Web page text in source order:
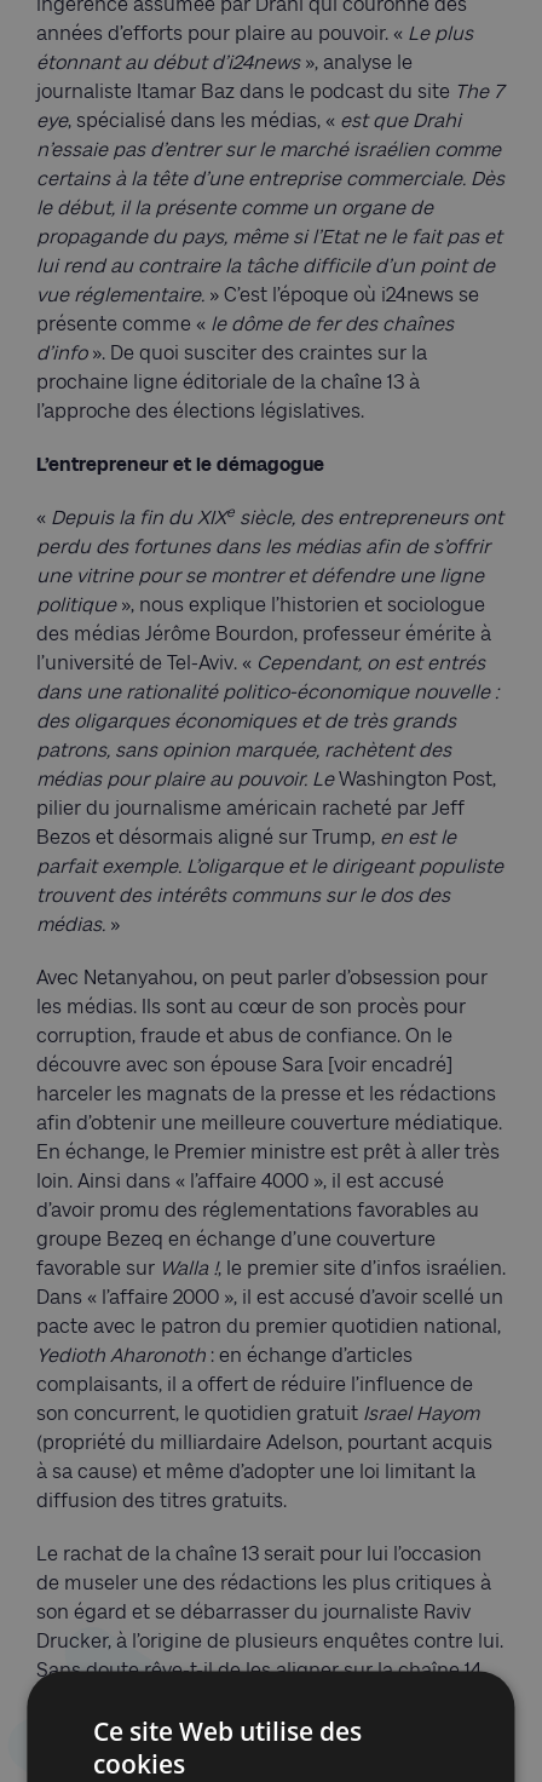
années d’efforts pour plaire au pouvoir. « Le plus
étonnant au début d’i24news», analyse le
journaliste Itamar Baz dans le podcast du site The 7
eye, spécialisé dans les médias, « est que Drahi
n’essaie pas d’entrer sur le marché israélien comme
certains à la tête d’une entreprise commerciale. Dès
le début, il la présente comme un organe de
propagande du pays, même si l’Etat ne le fait pas et
lui rend au contraire la tâche difficile d’un point de
vue réglementaire. » C’est l’époque où i24news se
présente comme « le dôme de fer des chaînes
d’info». De quoi susciter des craintes sur la
prochaine ligne éditoriale de la chaîne 13 à
l’approche des élections législatives.
L’entrepreneur et le démagogue
« Depuis la fin du XIXe siècle, des entrepreneurs ont
perdu des fortunes dans les médias afin de s’offrir
une vitrine pour se montrer et défendre une ligne
politique», nous explique l’historien et sociologue
des médias Jérôme Bourdon, professeur émérite à
l’université de Tel-Aviv. « Cependant, on est entrés
dans une rationalité politico-économique nouvelle :
des oligarques économiques et de très grands
patrons, sans opinion marquée, rachètent des
médias pour plaire au pouvoir. LeWashington Post,
pilier du journalisme américain racheté par Jeff
Bezos et désormais aligné sur Trump, en est le
parfait exemple. L’oligarque et le dirigeant populiste
trouvent des intérêts communs sur le dos des
médias. »
Avec Netanyahou, on peut parler d’obsession pour
les médias. Ils sont au cœur de son procès pour
corruption, fraude et abus de confiance. On le
découvre avec son épouse Sara [voir encadré]
harceler les magnats de la presse et les rédactions
afin d’obtenir une meilleure couverture médiatique.
En échange, le Premier ministre est prêt à aller très
loin. Ainsi dans « l’affaire 4000 », il est accusé
d’avoir promu des réglementations favorables au
groupe Bezeq en échange d’une couverture
favorable sur Walla !, le premier site d’infos israélien.
Dans « l’affaire 2000 », il est accusé d’avoir scellé un
pacte avec le patron du premier quotidien national,
Yedioth Aharonoth : en échange d’articles
complaisants, il a offert de réduire l’influence de
son concurrent, le quotidien gratuit Israel Hayom
(propriété du milliardaire Adelson, pourtant acquis
à sa cause) et même d’adopter une loi limitant la
diffusion des titres gratuits.
Le rachat de la chaîne 13 serait pour lui l’occasion
de museler une des rédactions les plus critiques à
son égard et se débarrasser du journaliste Raviv
Drucker, à l’origine de plusieurs enquêtes contre lui.
Sans doute rêve-t-il de les aligner sur la chaîne 14
continu marquée à l’extrême-droite, axée sur les
débats aux relents populistes. Si cela rappelle Fox
Ce site Web utilise des
cookies